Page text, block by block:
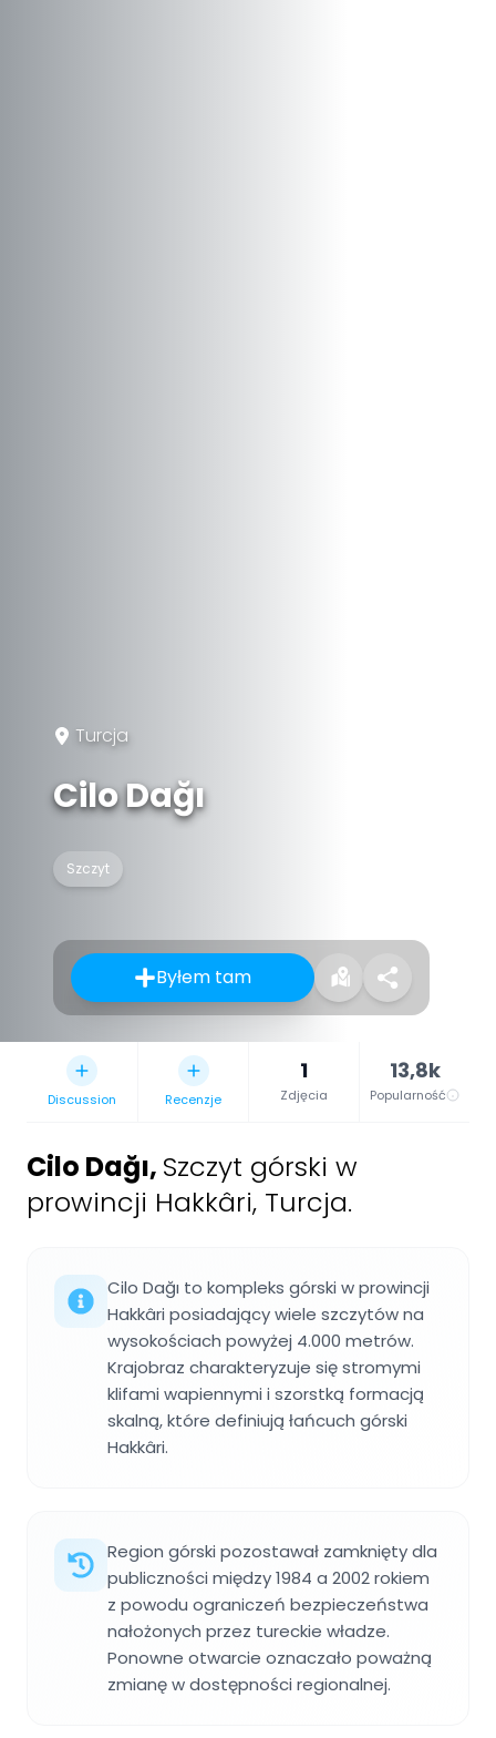
Turcja
Cilo Dağı
Szczyt
Byłem tam
Discussion Recenzje
1
Zdjęcia
13,8k
Popularność
Cilo Dağı, Szczyt górski w
prowincji Hakkâri, Turcja.
Cilo Dağı to kompleks górski w prowincji
Hakkâri posiadający wiele szczytów na
wysokościach powyżej 4.000 metrów.
Krajobraz charakteryzuje się stromymi
klifami wapiennymi i szorstką formacją
skalną, które definiują łańcuch górski
Hakkâri.
Region górski pozostawał zamknięty dla
publiczności między 1984 a 2002 rokiem
z powodu ograniczeń bezpieczeństwa
nałożonych przez tureckie władze.
Ponowne otwarcie oznaczało poważną
zmianę w dostępności regionalnej.